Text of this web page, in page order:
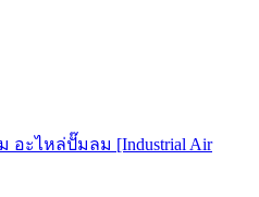
อะไหล่ปั๊มลม [Industrial Air